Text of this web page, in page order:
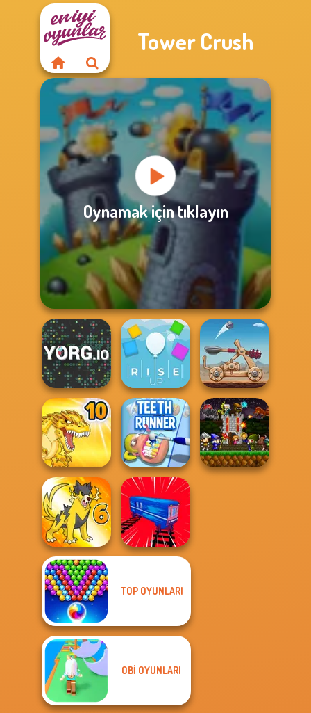
Tower Crush
Oynamak için tıklayın
YORG.io Rise Up Clash of Stone
Dynamons 10 Teeth Runner
Dynamons 6
TOP OYUNLARI
OBI OYUNLARI